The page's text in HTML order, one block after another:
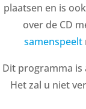
plaatsen en is
over de CD
samenspeelt
Dit programma is
Het zal u niet